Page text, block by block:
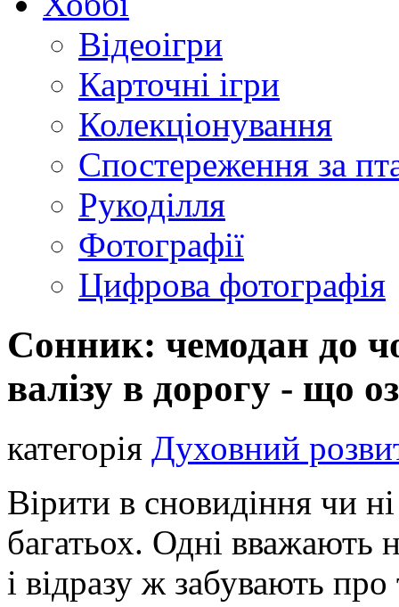
Відеоігри
Карточні ігри
Колекціонування
Спостереження за
Рукоділля
Фотографії
Цифрова фотографія
Сонник: чемодан до
валізу в дорогу - що
категорія Духовний
Вірити в сновидіння чи
багатьох. Одні вважають
і відразу ж забувають